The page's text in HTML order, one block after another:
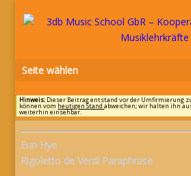
Seite wählen
Hinweis: Dieser Beitrag entstand vor der Umfirmierung
können vom heutigen Standabweichen; wir halten ihn
weiterhin einsehbar.
Eun Hye
Rigoletto de Verdi Paraphrase